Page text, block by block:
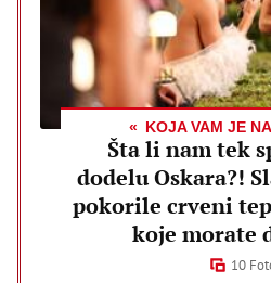
KOJA VAM JE
Šta li nam tek
dodelu Oskara?!
pokorile crveni
koje morate
10